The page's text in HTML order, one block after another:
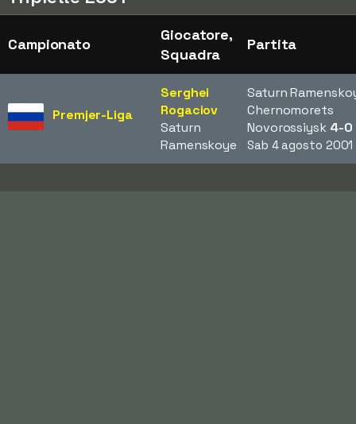
Campionato
Giocatore,
Squadra
Partita
Premjer-Liga
Serghei
Rogaciov
Saturn
Ramenskoye
Saturn
Chernomorets
Novorossiysk 4-0
Sab 4 agosto 2001